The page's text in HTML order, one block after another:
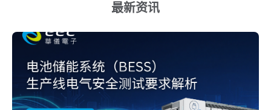
最新资讯